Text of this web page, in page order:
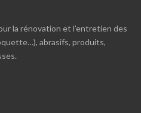
la rénovation et l’entretien des
abrasifs, produits,